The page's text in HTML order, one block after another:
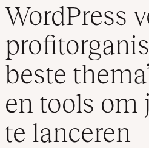
Contact
WordPress
beste
en tools om
te lanceren